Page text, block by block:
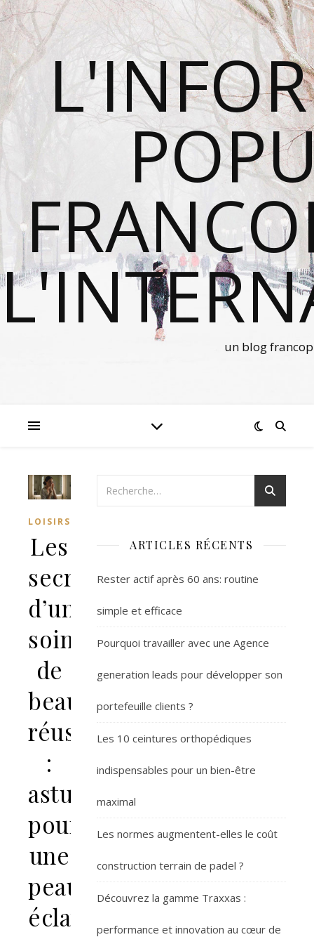
un blog
LOISIRS
Les
secrets
d’un
soin
de
beauté
réussi
:
astuces
pour
une
peau
éclatante
ARTICLES RÉCENTS
Rester actif après 60 ans: routine
simple et efficace
Pourquoi travailler avec une Agence
generation leads pour développer son
portefeuille clients ?
Les 10 ceintures orthopédiques
indispensables pour un bien-être
maximal
Les normes augmentent-elles le coût
construction terrain de padel ?
Découvrez la gamme Traxxas :
performance et innovation au cœur de